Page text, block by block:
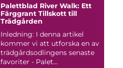
Palettblad River Walk: Ett
Färggrant Tillskott till
Trädgården
Inledning: I denna artikel
kommer vi att utforska en av
trädgårdsodlingens senaste
favoriter - Palet...